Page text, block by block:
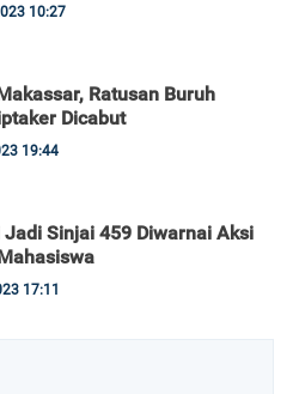
10:27
Ratusan Buruh
Dicabut
19:44
Jadi Sinjai 459 Diwarnai Aksi
17:11